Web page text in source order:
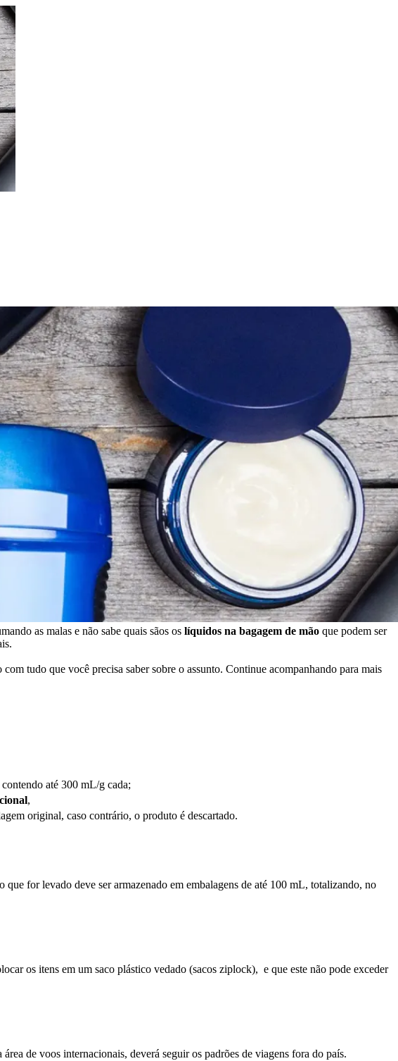
as malas e não sabe quais sãos os líquidos na bagagem de mão que podem ser
tudo que você precisa saber sobre o assunto. Continue acompanhando para mais
até 300 mL/g cada;
,
original, caso contrário, o produto é descartado.
for levado deve ser armazenado em embalagens de até 100 mL, totalizando, no
os itens em um saco plástico vedado (sacos ziplock), e que este não pode exceder
de voos internacionais, deverá seguir os padrões de viagens fora do país.